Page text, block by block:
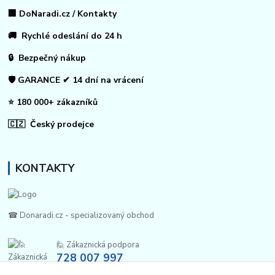
🏢 DoNaradi.cz / Kontakty
🚚 Rychlé odeslání do 24 h
🔒 Bezpečný nákup
🛡️ GARANCE ✔ 14 dní na vrácení
⭐ 180 000+ zákazníků
🇨🇿 Český prodejce
KONTAKTY
☎ Donaradi.cz - specializovaný obchod
🙋 Zákaznická podpora
728 007 997